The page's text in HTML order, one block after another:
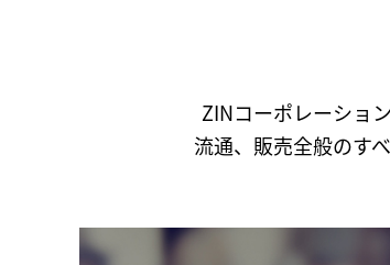
ZINコーポレーショ
流通、販売全般のす